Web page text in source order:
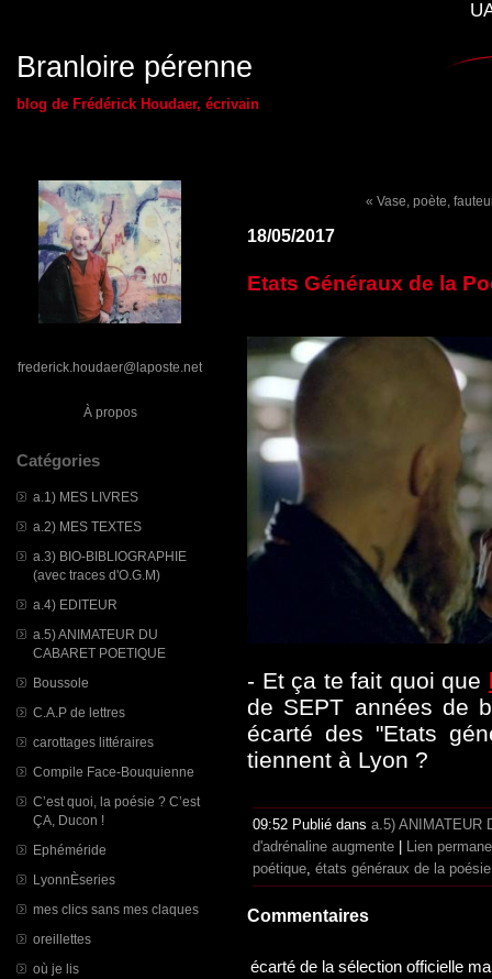
Branloire pérenne
blog de Frédérick Houdaer, écrivain
frederick.houdaer@laposte.net
À propos
Catégories
a.1) MES LIVRES
a.2) MES TEXTES
a.3) BIO-BIBLIOGRAPHIE
(avec traces d'O.G.M)
a.4) EDITEUR
a.5) ANIMATEUR DU
CABARET POETIQUE
Boussole
C.A.P de lettres
carottages littéraires
Compile Face-Bouquienne
C’est quoi, la poésie ? C’est
ÇA, Ducon !
Ephéméride
LyonnÈseries
mes clics sans mes claques
oreillettes
où je lis
« Vase, poète,
18/05/2017
Etats Généraux de la
- Et ça te fait quoi que
de SEPT années de
écarté des "Etats
tiennent à Lyon ?
09:52 Publié dans a.5) ANIMATEUR
d'adrénaline augmente
Lien
poétique, états généraux de la poésie
Commentaires
écarté de la sélection officielle